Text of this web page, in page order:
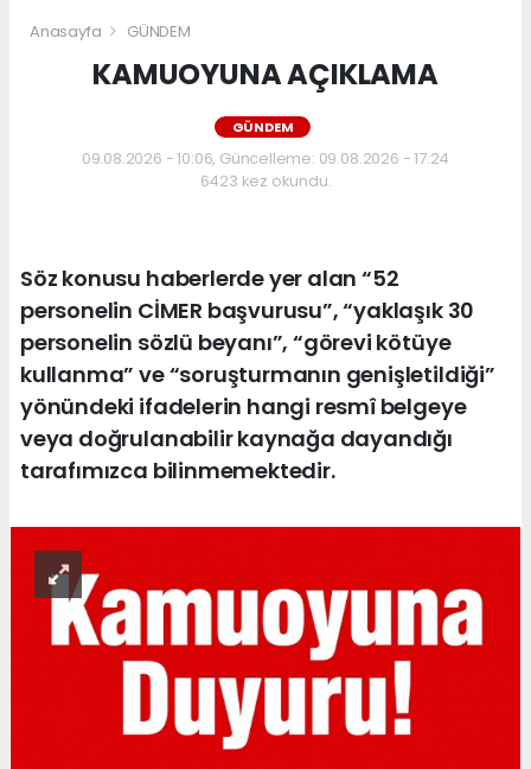
Anasayfa GÜNDEM
KAMUOYUNA AÇIKLAMA
GÜNDEM
09.08.2026 - 10:06, Güncelleme: 09.08.2026 - 17:24
6423 kez okundu.
Söz konusu haberlerde yer alan “52
personelin CİMER başvurusu”, “yaklaşık 30
personelin sözlü beyanı”, “görevi kötüye
kullanma” ve “soruşturmanın genişletildiği”
yönündeki ifadelerin hangi resmî belgeye
veya doğrulanabilir kaynağa dayandığı
tarafımızca bilinmemektedir.